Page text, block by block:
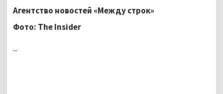
Агентство новостей «Между строк»
Фото: TheInsider
...